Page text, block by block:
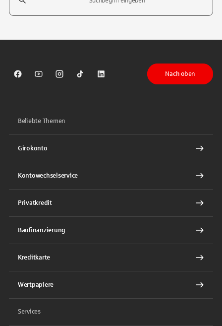
Sparkasse auf Facebook
Sparkasse auf Youtube
Sparkasse auf Instagram
Sparkasse auf TikTok
Sparkasse auf LinkedIn
Nach oben
Beliebte Themen
Girokonto
Kontowechselservice
Privatkredit
Baufinanzierung
Kreditkarte
Wertpapiere
Services